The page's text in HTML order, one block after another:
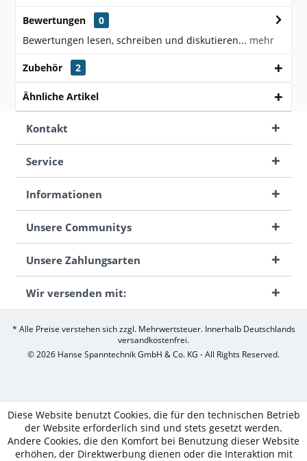
Bewertungen
0
Bewertungen lesen, schreiben und diskutieren... mehr
Zubehör 2
Ähnliche Artikel
Kontakt
Service
Informationen
Unsere Communitys
Unsere Zahlungsarten
Wir versenden mit:
* Alle Preise verstehen sich zzgl. Mehrwertsteuer. Innerhalb Deutschlands
versandkostenfrei.
© 2026 Hanse Spanntechnik GmbH & Co. KG - All Rights Reserved.
Diese Website benutzt Cookies, die für den technischen Betrieb
der Website erforderlich sind und stets gesetzt werden.
Andere Cookies, die den Komfort bei Benutzung dieser Website
erhöhen, der Direktwerbung dienen oder die Interaktion mit